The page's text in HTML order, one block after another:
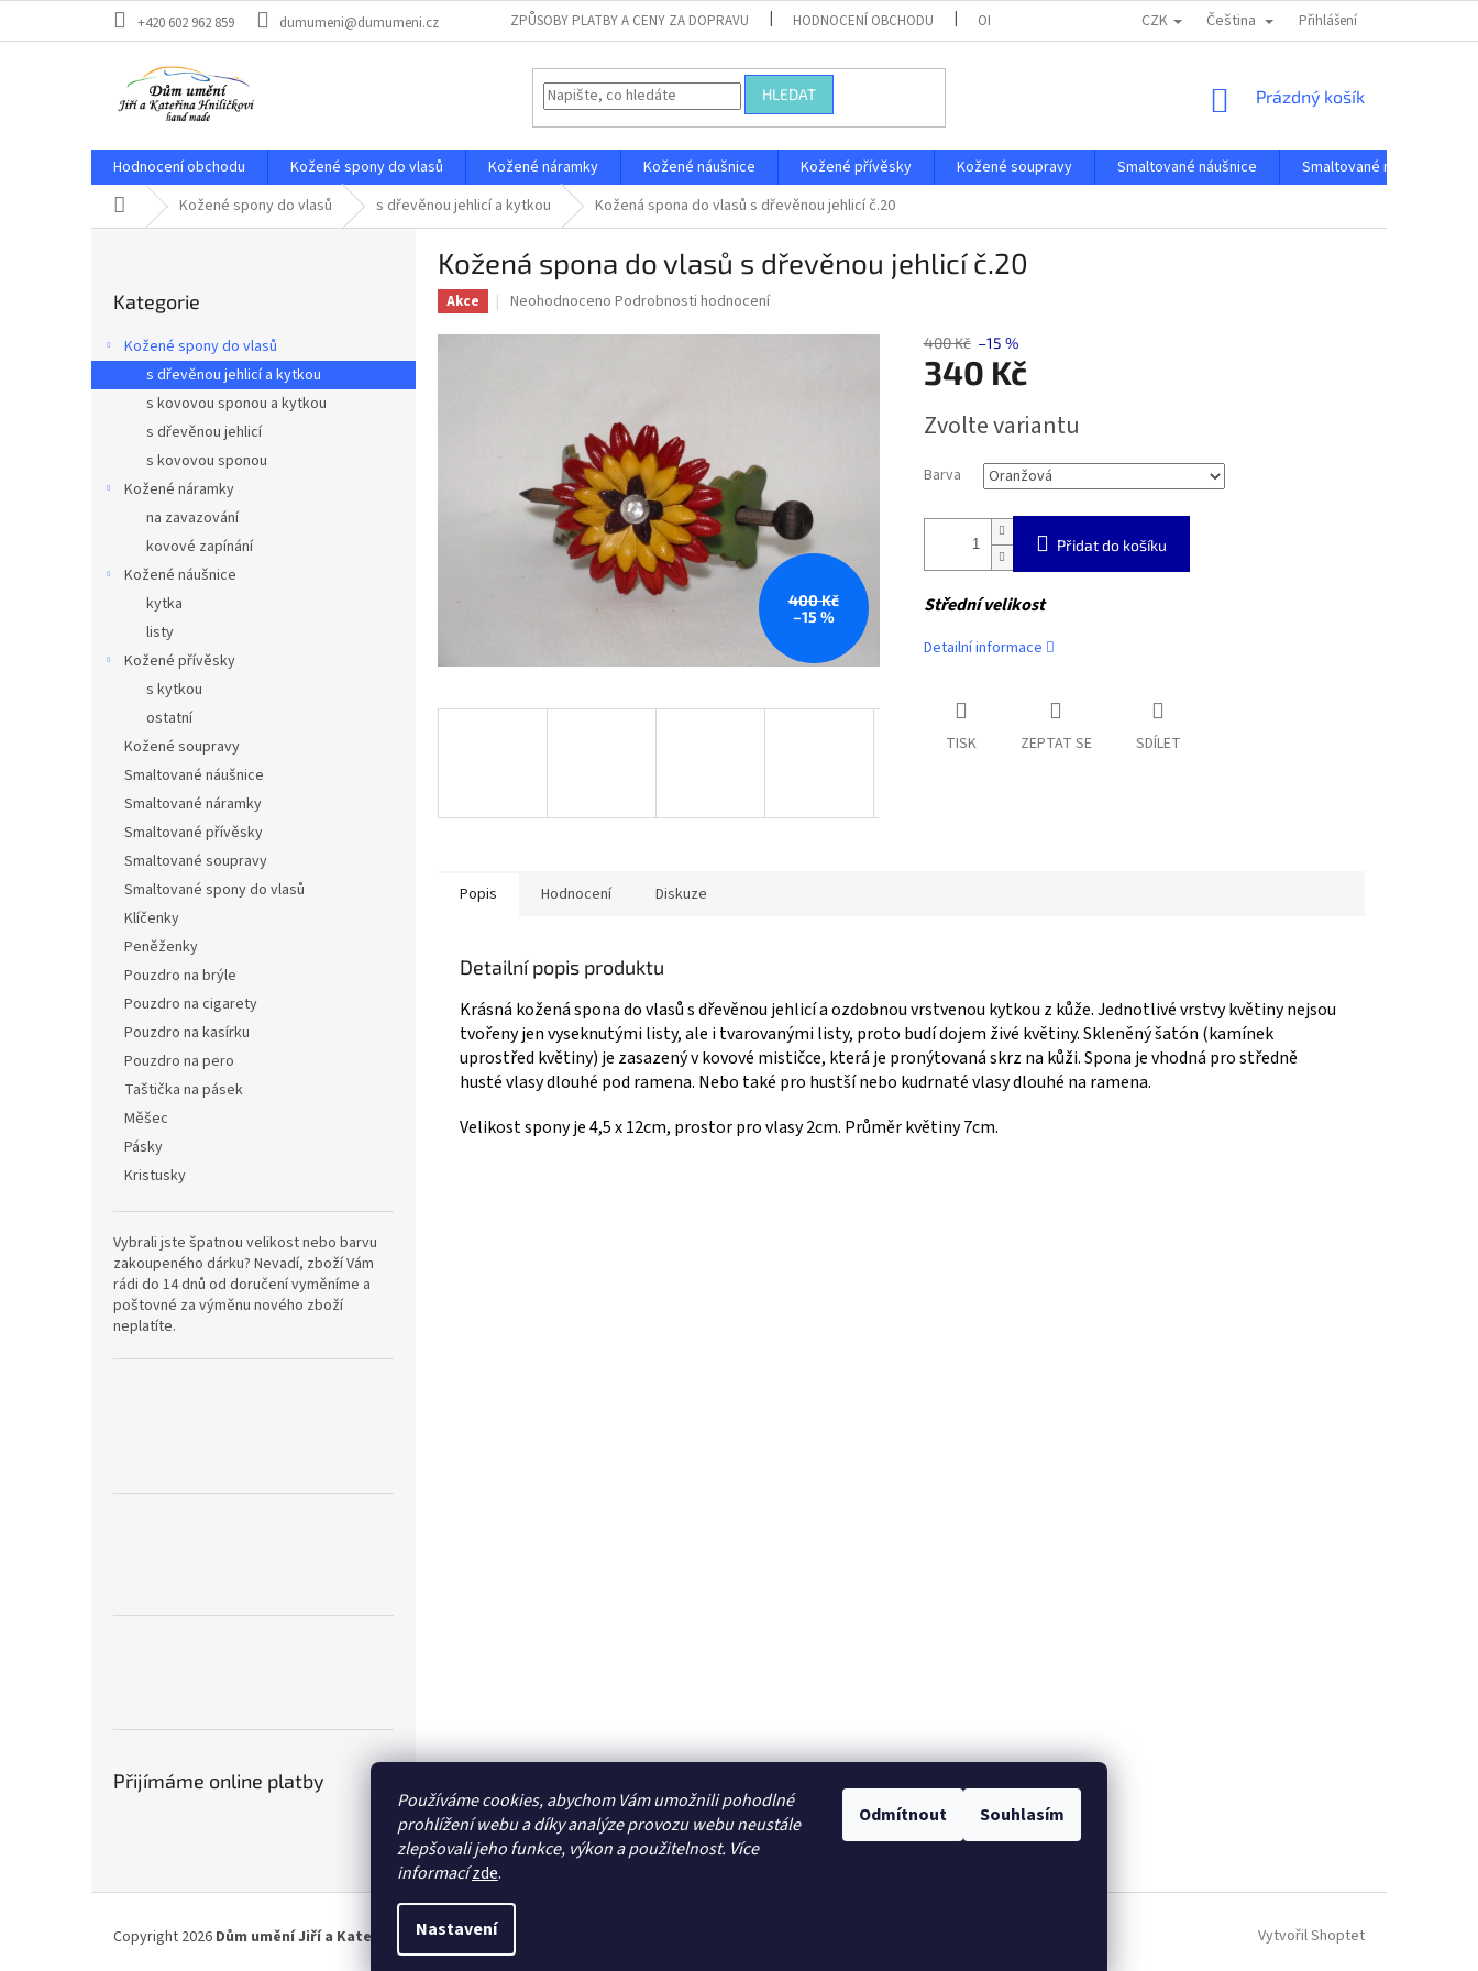
Používáme cookies, abychom Vám umožnili pohodlné
prohlížení webu a díky analýze provozu webu neustále
zlepšovali jeho funkce, výkon a použitelnost. Více
informacízde.
Nastavení
Odmítnout Souhlasím
+420 602 962 859 dumumeni@dumumeni.cz ZPŮSOBY PLATBY A CENY ZA DOPRAVU HODNOCENÍ OBCHODU OBCHODNÍ PODMÍNKY PODMÍNKY OCHRANY OSOBNÍCH ÚDAJŮ
CZK Čeština Přihlášení
HLEDAT
NÁKUPNÍ
Prázdný košík
Hodnocení obchodu Kožené spony do vlasů Kožené náramky Kožené náušnice Kožené přívěsky Kožené soupravy Smaltované náušnice
Smaltované náramky
Domů Kožené spony do vlasů s dřevěnou jehlicí a kytkou Kožená spona do vlasů s dřevěnou jehlicí č.20
a
n
kategorie
Kategorie
Kožené spony do vlasů
s dřevěnou jehlicí a kytkou
s kovovou sponou a kytkou
s dřevěnou jehlicí
s kovovou sponou
Kožené náramky
na zavazování
kovové zapínání
Kožené náušnice
kytka
listy
Kožené přívěsky
s kytkou
ostatní
Kožené soupravy
Smaltované náušnice
Smaltované náramky
Smaltované přívěsky
Smaltované soupravy
Smaltované spony do vlasů
Klíčenky
Peněženky
Pouzdro na brýle
Pouzdro na cigarety
Pouzdro na kasírku
Pouzdro na pero
Taštička na pásek
Měšec
Pásky
Kristusky
Vybrali jste špatnou velikost nebo barvu
zakoupeného dárku? Nevadí, zboží Vám
rádi do 14 dnů od doručení vyměníme a
poštovné za výměnu nového zboží
neplatíte.
Přijímáme online platby
Kožená spona do vlasů s dřevěnou jehlicí č.20
Akce
Průměrné
produktu
hvězdiček.
Neohodnoceno Podrobnosti hodnocení
400 Kč
–15 %
400 Kč –15 %
340 Kč
cena:
Zvolte variantu
Barva
Přidat do košíku
Střední velikost
Detailní informace
TISK ZEPTAT SE SDÍLET
Popis Hodnocení Diskuze
Detailní popis produktu
Krásná kožená spona do vlasů s dřevěnou jehlicí a ozdobnou vrstvenou kytkou z kůže. Jednotlivé vrstvy květiny nejsou
tvořeny jen vyseknutými listy, ale i tvarovanými listy, proto budí dojem živé květiny. Skleněný šatón (kamínek
uprostřed květiny) je zasazený v kovové mističce, která je pronýtovaná skrz na kůži. Spona je vhodná pro středně
husté vlasy dlouhé pod ramena. Nebo také pro hustší nebo kudrnaté vlasy dlouhé na ramena.
Velikost spony je 4,5 x 12cm, prostor pro vlasy 2cm. Průměr květiny 7cm.
Vytvořil Shoptet
Copyright 2026 Dům umění Jiří a Kateřina Hniličkovi. Všechna práva vyhrazena.